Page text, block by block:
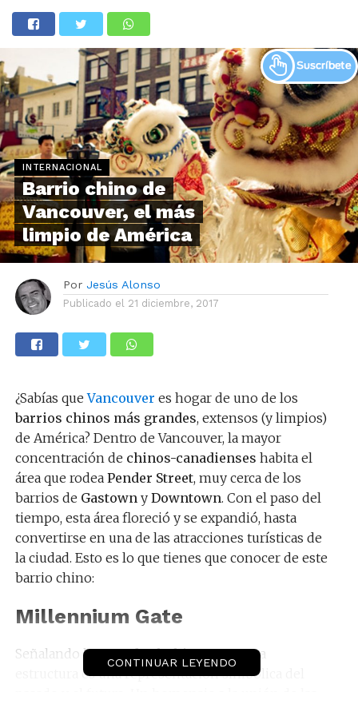
INTERNACIONAL
Barrio chino de
Vancouver, el más
limpio de América
Por Jesús Alonso
Publicado el 21 diciembre, 2017
¿Sabías queVancouver es hogar de uno de los
barrios chinos más grandes, extensos (y limpios)
de América? Dentro de Vancouver, la mayor
concentración de chinos-canadienses habita el
área que rodea Pender Street, muy cerca de los
barrios de Gastown y Downtown. Con el paso del
tiempo, esta área floreció y se expandió, hasta
convertirse en una de las atracciones turísticas de
la ciudad. Esto es lo que tienes que conocer de este
barrio chino:
Millennium Gate
Señalando laentrada al Chinatown, esta
estructura es una representación simbólica del
CONTINUAR LEYENDO